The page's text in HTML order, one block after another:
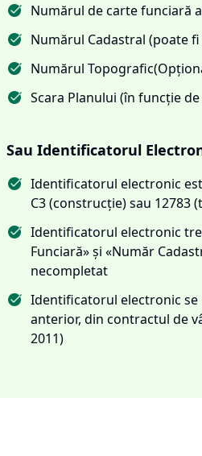
Numărul de carte funciară
Numărul Cadastral (poate
Numărul
Scara Planului (în funcție
Sau Identificatorul
Identificatorul electronic
C3 (construcție) sau 12783
Identificatorul electronic
Funciară» și «Număr
necompletat
Identificatorul electronic
anterior, din contractul de
2011)